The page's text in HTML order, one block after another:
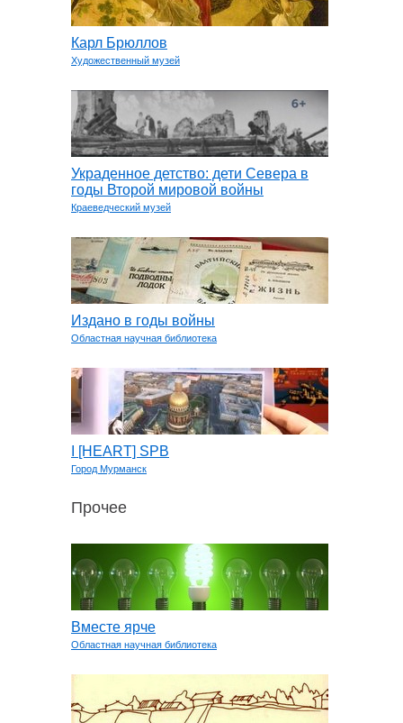
Карл Брюллов
Художественный музей
Украденное детство: дети Севера в
годы Второй мировой войны
Краеведческий музей
Издано в годы войны
Областная научная библиотека
I [HEART] SPB
Город Мурманск
Прочее
Вместе ярче
Областная научная библиотека